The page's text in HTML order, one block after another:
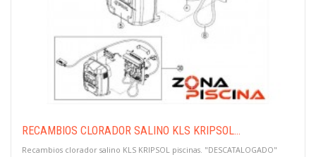
RECAMBIOS CLORADOR SALINO KLS KRIPSOL...
Recambios clorador salino KLS KRIPSOL piscinas. "DESCATALOGADO"